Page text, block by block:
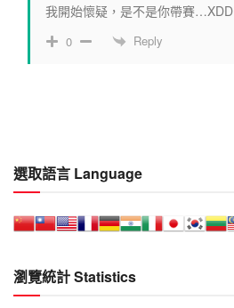
我開始懷疑，是不是你帶賽…XDD
0 Reply
選取語言 Language
瀏覽統計 Statistics